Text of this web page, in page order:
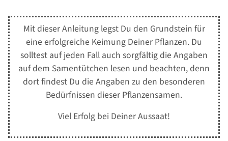
Mit dieser Anleitung legst Du den Grundstein für
eine erfolgreiche Keimung Deiner Pflanzen. Du
solltest auf jeden Fall auch sorgfältig die Angaben
auf dem Samentütchen lesen und beachten, denn
dort findest Du die Angaben zu den besonderen
Bedürfnissen dieser Pflanzensamen.
Viel Erfolg bei Deiner Aussaat!